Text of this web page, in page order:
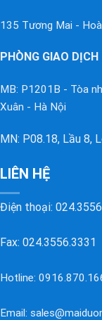
135 Tương Mai -
PHÒNG GIAO DỊCH
MB: P1201B - Tòa
Xuân - Hà Nội
MN: P08.18, Lầu 8,
LIÊN HỆ
Điện thoại:
Fax: 024.3556.3331
Hotline:
Email: